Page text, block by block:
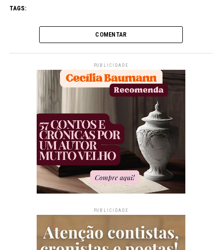
TAGS:
COMENTAR
PUBLICIDADE
PUBLICIDADE